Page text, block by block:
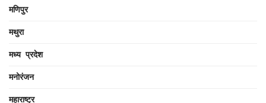
मणिपुर
मथुरा
मध्य प्रदेश
मनोरंजन
महाराष्ट्र